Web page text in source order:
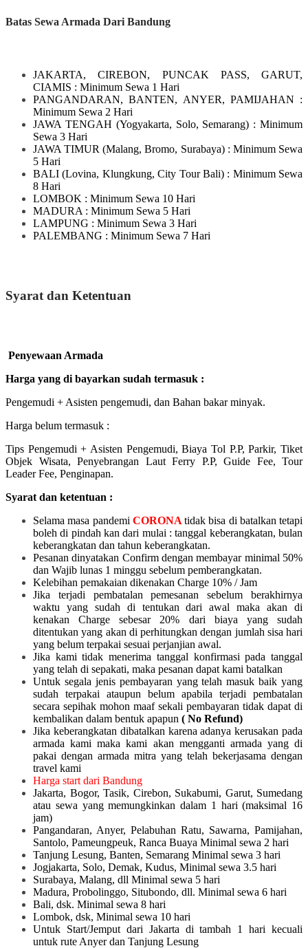
Batas Sewa Armada Dari Bandung
JAKARTA, CIREBON, PUNCAK PASS, GARUT,
CIAMIS : Minimum Sewa 1 Hari
PANGANDARAN, BANTEN, ANYER, PAMIJAHAN :
Minimum Sewa 2 Hari
JAWA TENGAH (Yogyakarta, Solo, Semarang) : Minimum
Sewa 3 Hari
JAWA TIMUR(Malang, Bromo, Surabaya) : Minimum Sewa
5 Hari
BALI (Lovina, Klungkung, City Tour Bali) : Minimum Sewa
8 Hari
LOMBOK : Minimum Sewa 10 Hari
MADURA : Minimum Sewa 5 Hari
LAMPUNG : Minimum Sewa 3 Hari
PALEMBANG : Minimum Sewa 7 Hari
Syarat dan Ketentuan
Penyewaan Armada
Harga yang di bayarkan sudah termasuk :
Pengemudi + Asisten pengemudi, dan Bahan bakar minyak.
Harga belum termasuk :
Tips Pengemudi + Asisten Pengemudi, Biaya Tol P.P, Parkir, Tiket
Objek Wisata, Penyebrangan Laut Ferry P.P, Guide Fee, Tour
Leader Fee, Penginapan.
Syarat dan ketentuan :
Selama masa pandemi CORONA tidak bisa di batalkan tetapi
boleh di pindah kan dari mulai :tanggal keberangkatan, bulan
keberangkatan dan tahun keberangkatan.
Pesanan dinyatakan Confirm dengan membayar minimal 50%
dan Wajib lunas 1 minggu sebelum pemberangkatan.
Kelebihan pemakaian dikenakan Charge 10% / Jam
Jika terjadi pembatalan pemesanan sebelum berakhirnya
waktu yang sudah di tentukan dari awal maka akan di
kenakan Charge sebesar 20% dari biaya yang sudah
ditentukan yang akan di perhitungkan dengan jumlah sisa hari
yang belum terpakai sesuai perjanjian awal.
Jika kami tidak menerima tanggal konfirmasi pada tanggal
yang telah di sepakati, maka pesanan dapat kami batalkan
Untuk segala jenis pembayaran yang telah masuk baik yang
sudah terpakai ataupun belum apabila terjadi pembatalan
secara sepihak mohon maaf sekali pembayaran tidak dapat di
kembalikan dalam bentuk apapun ( No Refund)
Jika keberangkatan dibatalkan karena adanya kerusakan pada
armada kami maka kami akan mengganti armada yang di
pakai dengan armada mitra yang telah bekerjasama dengan
travel kami
Harga start dari Bandung
Jakarta, Bogor, Tasik, Cirebon, Sukabumi, Garut, Sumedang
atau sewa yang memungkinkan dalam 1 hari (maksimal 16
jam)
Pangandaran, Anyer, Pelabuhan Ratu, Sawarna, Pamijahan,
Santolo, Pameungpeuk, Ranca Buaya Minimal sewa 2 hari
Tanjung Lesung, Banten, Semarang Minimal sewa 3 hari
Jogjakarta, Solo, Demak, Kudus, Minimal sewa 3.5 hari
Surabaya, Malang, dll Minimal sewa 5 hari
Madura, Probolinggo, Situbondo, dll. Minimal sewa 6 hari
Bali, dsk. Minimal sewa 8 hari
Lombok, dsk, Minimal sewa 10 hari
Untuk Start/Jemput dari Jakarta di tambah 1 hari kecuali
untuk rute Anyer dan Tanjung Lesung